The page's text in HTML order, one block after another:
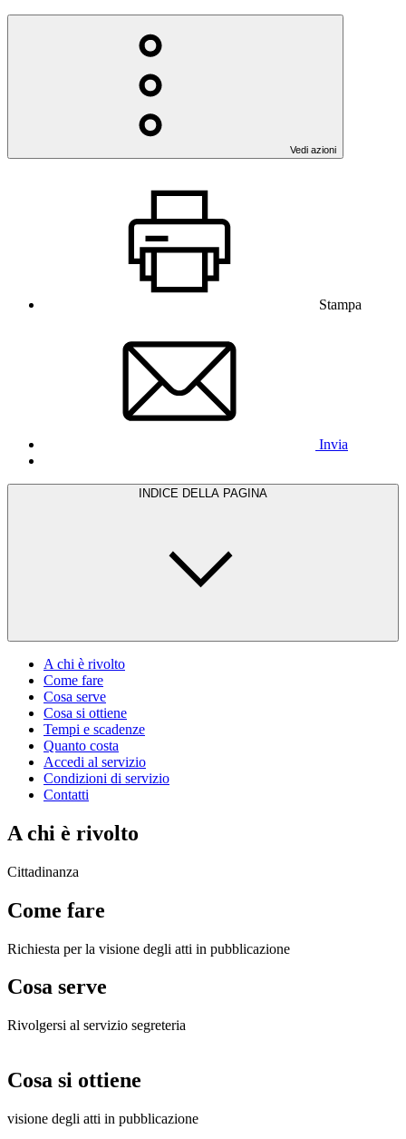
Vedi azioni
Stampa
Invia
INDICE DELLA PAGINA
A chi è rivolto
Come fare
Cosa serve
Cosa si ottiene
Tempi e scadenze
Quanto costa
Accedi al servizio
Condizioni di servizio
Contatti
A chi è rivolto
Cittadinanza
Come fare
Richiesta per la visione degli atti in pubblicazione
Cosa serve
Rivolgersi al servizio segreteria
Cosa si ottiene
visione degli atti in pubblicazione